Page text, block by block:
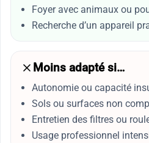
Foyer avec animaux ou
Recherche d’un appareil
Moins adapté si…
Autonomie ou capacité
Sols ou surfaces non
Entretien des filtres ou
Usage professionnel